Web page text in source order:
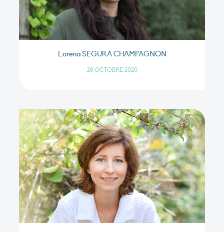
Lorena SEGURA CHAMPAGNON
28 OCTOBRE 2020